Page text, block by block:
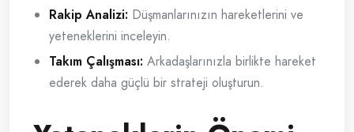
Rakip Analizi: Düşmanlarınızın hareketlerini ve
yeteneklerini inceleyin.
Takım Çalışması: Arkadaşlarınızla birlikte hareket
ederek daha güçlü bir strateji oluşturun.